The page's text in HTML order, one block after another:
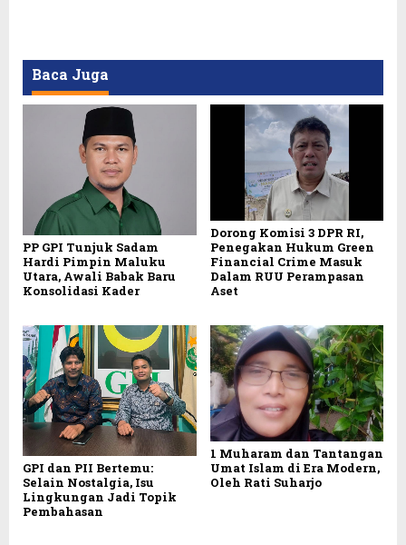
Baca Juga
PP GPI Tunjuk Sadam
Hardi Pimpin Maluku
Utara, Awali Babak Baru
Konsolidasi Kader
Dorong Komisi 3 DPR RI,
Penegakan Hukum Green
Financial Crime Masuk
Dalam RUU Perampasan
Aset
GPI dan PII Bertemu:
Selain Nostalgia, Isu
Lingkungan Jadi Topik
Pembahasan
1 Muharam dan Tantangan
Umat Islam di Era Modern,
Oleh Rati Suharjo